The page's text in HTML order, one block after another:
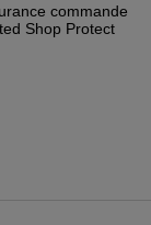
commande
Shop Protect